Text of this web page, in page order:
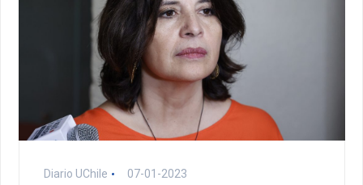
Diario UChile 07-01-2023